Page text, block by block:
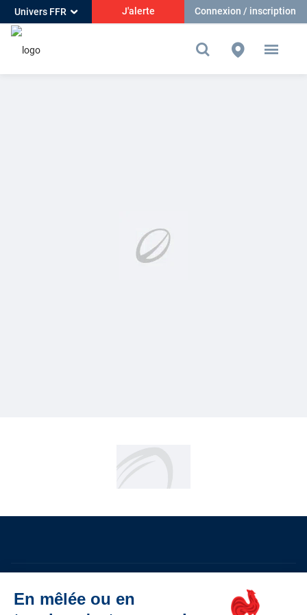
Univers FFR J'alerte Connexion / inscription